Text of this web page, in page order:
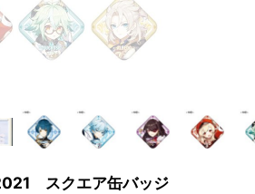
スクエア缶バッジ